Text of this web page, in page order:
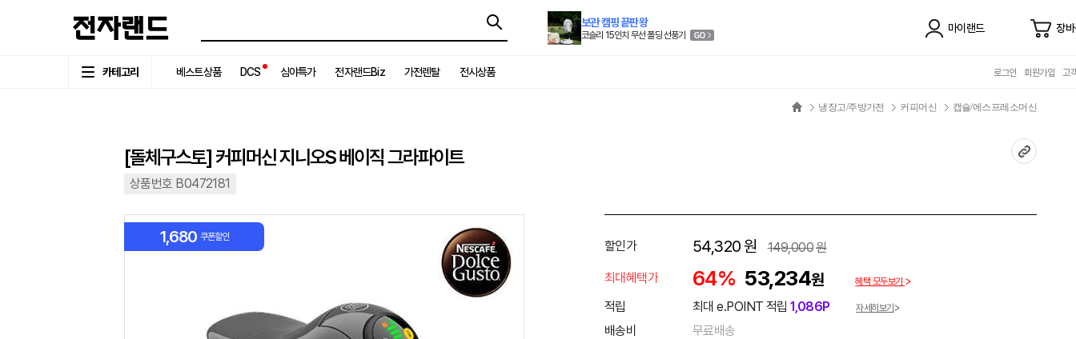
보관 캠핑 끝판왕
코슬리 15인치 무선 폴딩 선풍기
마이랜드 장
카테고리 베스트상품 DCS 심야특가 전자랜드Biz 가전렌탈 전시상품 로그인 회원가입 고
냉장고/주방가전 커피머신 캡슐/에스프레소머신
[돌체구스토] 커피머신 지니오S 베이직 그라파이트
상품번호 B0472181
1,680 쿠폰할인
할인가 54,320원 149,000원
최대혜택가
64% 53,234원 혜택 모두보기
적립 최대 e.POINT 적립1,086P 자세히보기
배송비 무료배송